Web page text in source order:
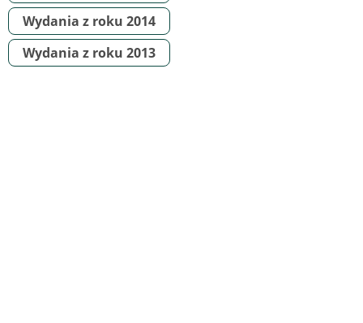
Wydania z roku 2014
Wydania z roku 2013